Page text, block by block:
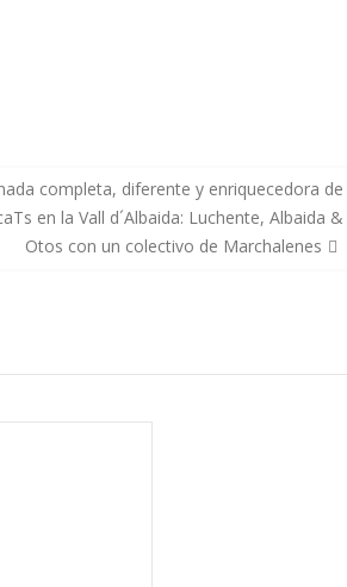
completa, diferente y enriquecedora de
en la Vall d´Albaida: Luchente, Albaida &
Otos con un colectivo de Marchalenes